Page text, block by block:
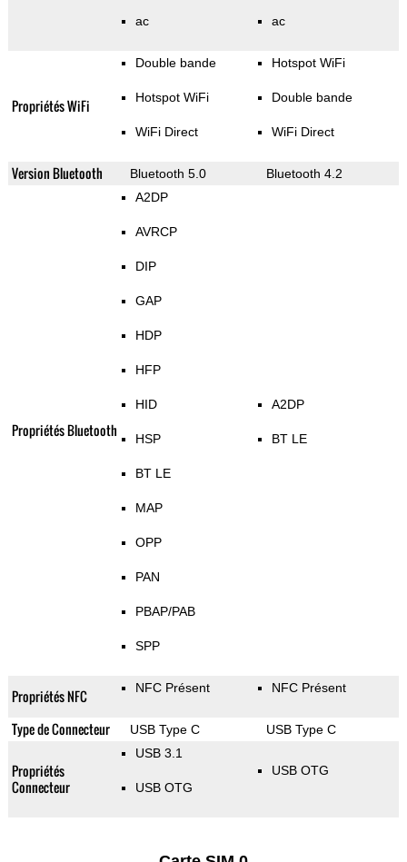
ac ac
Propriétés WiFi
Double bande
Hotspot WiFi
WiFi Direct
Hotspot WiFi
Double bande
WiFi Direct
Version Bluetooth Bluetooth 5.0 Bluetooth 4.2
Propriétés Bluetooth
A2DP
AVRCP
DIP
GAP
HDP
HFP
HID
HSP
BT LE
MAP
OPP
PAN
PBAP/PAB
SPP
A2DP
BT LE
Propriétés NFC NFC Présent NFC Présent
Type de Connecteur USB Type C USB Type C
Propriétés
Connecteur
USB 3.1
USB OTG
USB OTG